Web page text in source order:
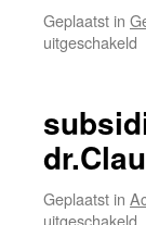
Geplaatst in
uitgeschakeld
Geplaatst in
uitgeschakeld